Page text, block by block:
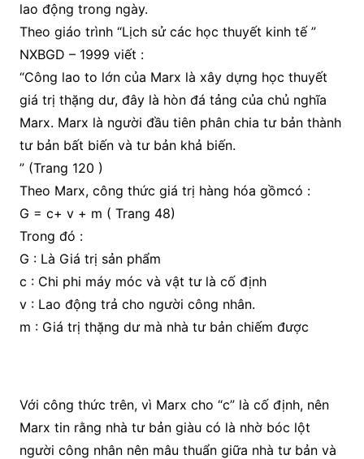
lao động trong ngày.
Theo giáo trình “Lịch sử các học thuyết kinh tế ”
NXBGD – 1999 viết :
“Công lao to lớn của Marx là xây dựng học thuyết
giá trị thặng dư, đây là hòn đá tảng của chủ nghĩa
Marx. Marx là người đầu tiên phân chia tư bản thành
tư bản bất biến và tư bản khả biến.
” (Trang 120 )
Theo Marx, công thức giá trị hàng hóa gồmcó :
G = c+ v + m ( Trang 48)
Trong đó :
G : Là Giá trị sản phẩm
c : Chi phi máy móc và vật tư là cố định
v : Lao động trả cho người công nhân.
m : Giá trị thặng dư mà nhà tư bản chiếm được
Với công thức trên, vì Marx cho “c” là cố định, nên
Marx tin rằng nhà tư bản giàu có là nhờ bóc lột
người công nhân nên mâu thuẩn giữa nhà tư bản và